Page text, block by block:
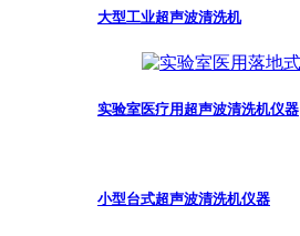
大型工业超声波清洗机
实验室医疗用超声波清洗机仪器
小型台式超声波清洗机仪器